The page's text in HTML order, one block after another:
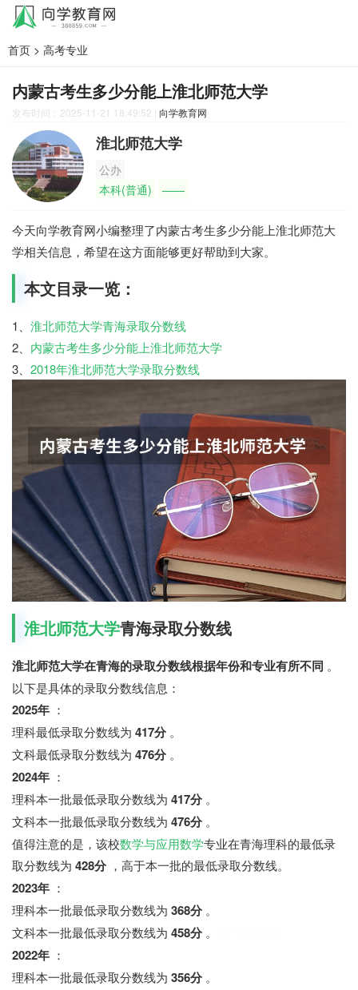
首页 > 高考专业
内蒙古考生多少分能上淮北师范大学
发布时间：2025-11-21 18:49:52 | 向学教育网
淮北师范大学
公办
本科(普通)
——
今天向学教育网小编整理了内蒙古考生多少分能上淮北师范大
学相关信息，希望在这方面能够更好帮助到大家。
本文目录一览：
1、 淮北师范大学青海录取分数线
2、 内蒙古考生多少分能上淮北师范大学
3、 2018年淮北师范大学录取分数线
淮北师范大学青海录取分数线
淮北师范大学在青海的录取分数线根据年份和专业有所不同 。
以下是具体的录取分数线信息：
2025年 ：
理科最低录取分数线为 417分。
文科最低录取分数线为 476分。
2024年 ：
理科本一批最低录取分数线为 417分。
文科本一批最低录取分数线为 476分。
值得注意的是，该校数学与应用数学专业在青海理科的最低录
取分数线为 428分 ，高于本一批的最低录取分数线。
2023年 ：
理科本一批最低录取分数线为 368分。
文科本一批最低录取分数线为 458分。
2022年 ：
理科本一批最低录取分数线为 356分。